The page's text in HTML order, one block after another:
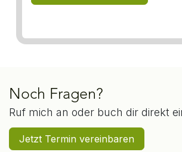
Noch Fragen?
Ruf mich an oder buch dir direkt
Jetzt Termin vereinbaren